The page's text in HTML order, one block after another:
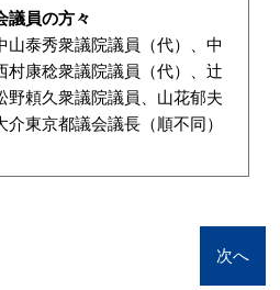
議員の方々
山泰秀衆議院議員（代）、中
村康稔衆議院議員（代）、辻
野頼久衆議院議員、山花郁夫
東京都議会議長（順不同）
次へ